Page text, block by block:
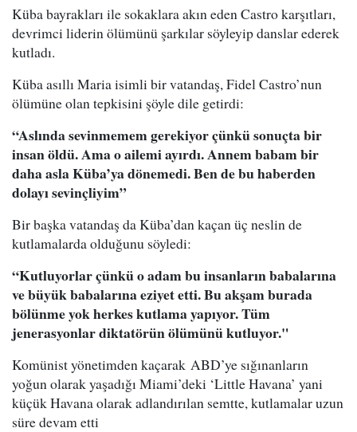
Küba bayrakları ile sokaklara akın eden Castro karşıtları,
devrimci liderin ölümünü şarkılar söyleyip danslar ederek
kutladı.
Küba asıllı Maria isimli bir vatandaş, Fidel Castro’nun
ölümüne olan tepkisini şöyle dile getirdi:
“Aslında sevinmemem gerekiyor çünkü sonuçta bir
insan öldü. Ama o ailemi ayırdı. Annem babam bir
daha asla Küba’ya dönemedi. Ben de bu haberden
dolayı sevinçliyim”
Bir başka vatandaş da Küba’dan kaçan üç neslin de
kutlamalarda olduğunu söyledi:
“Kutluyorlar çünkü o adam bu insanların babalarına
ve büyük babalarına eziyet etti. Bu akşam burada
bölünme yok herkes kutlama yapıyor. Tüm
jenerasyonlar diktatörün ölümünü kutluyor."
Komünist yönetimden kaçarak ABD’ye sığınanların
yoğun olarak yaşadığı Miami’deki ‘Little Havana’ yani
küçük Havana olarak adlandırılan semtte, kutlamalar uzun
süre devam etti